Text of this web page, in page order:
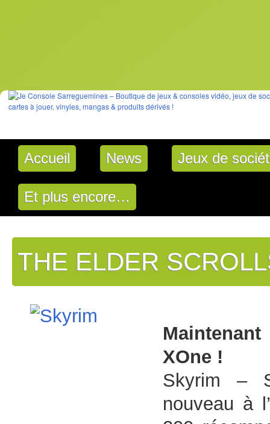
Accueil News Jeux de
Et plus encore…
THE ELDER
XOne !
Skyrim –
nouveau à